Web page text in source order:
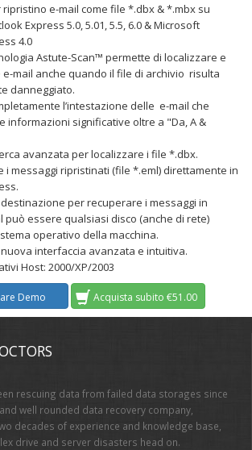
e-mail come file *.dbx & *.mbx su
Express 5.0, 5.01, 5.5, 6.0 & Microsoft
4.0
Astute-Scan™ permette di localizzare e
mail anche quando il file di archivio risulta
danneggiato.
l’intestazione delle e-mail che
informazioni significative oltre a "Da, A &
avanzata per localizzare i file *.dbx.
i messaggi ripristinati (file *.eml) direttamente in
per recuperare i messaggi in
può essere qualsiasi disco (anche di rete)
operativo della macchina.
interfaccia avanzata e intuitiva.
Host: 2000/XP/2003
Demo Acquista subito €51.00
rescuing data from failed data storages since
well rounded data recovery company,
decades of experience and knowledge base,
drive and server disasters head on.